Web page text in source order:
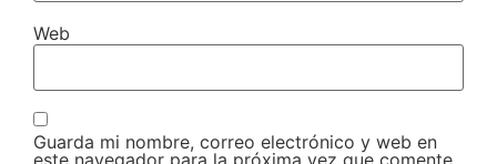
Web
Guarda mi nombre, correo electrónico y web en